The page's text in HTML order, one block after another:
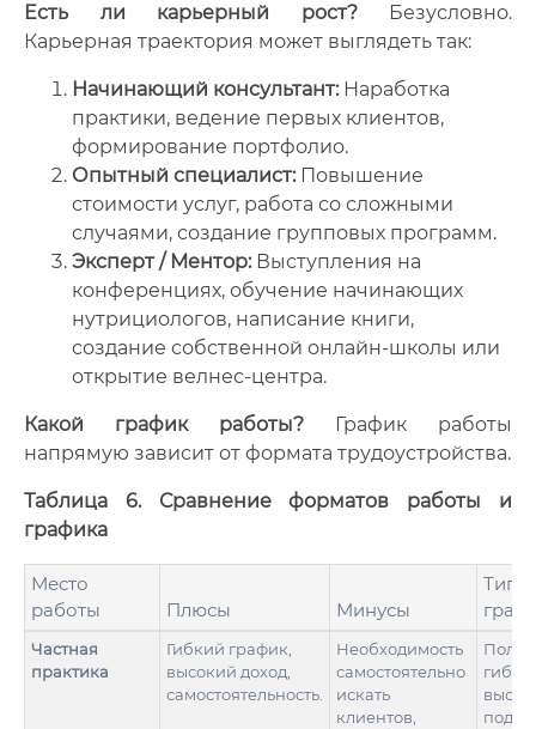
Есть ли карьерный рост?Безусловно.
Карьерная траектория может выглядеть так:
Начинающий консультант:Наработка
практики, ведение первых клиентов,
формирование портфолио.
Опытный специалист:Повышение
стоимости услуг, работа со сложными
случаями, создание групповых программ.
Эксперт / Ментор:Выступления на
конференциях, обучение начинающих
нутрициологов, написание книги,
создание собственной онлайн-школы или
открытие велнес-центра.
Какой график работы? График работы
напрямую зависит от формата трудоустройства.
Таблица 6. Сравнение форматов работы и
графика
Место
работы
Плюсы Минусы
Частная
практика
Гибкий график,
высокий доход,
самостоятельность.
Необходимость
самостоятельно
искать
клиентов,
под